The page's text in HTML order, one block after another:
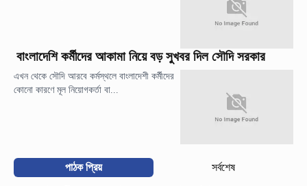
বাংলাদেশি কর্মীদের আকামা নিয়ে বড় সুখবর দিল সৌদি সরকার
এখন থেকে সৌদি আরবে কর্মস্থলে বাংলাদেশী কর্মীদের
কোনো কারণে মূল নিয়োগকর্তা বা...
পাঠক প্রিয় সর্বশেষ